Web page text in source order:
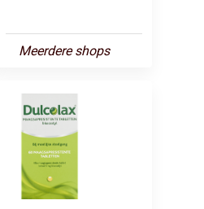
Meerdere shops